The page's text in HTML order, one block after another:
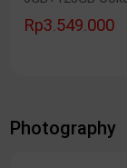
Rp3.549.000
Photography